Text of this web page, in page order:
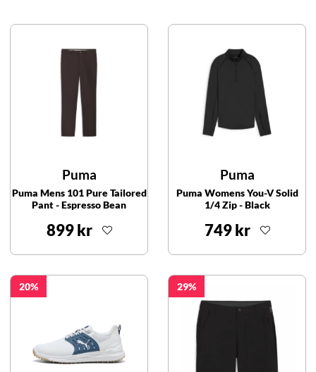
Puma
Puma Mens 101 Pure Tailored
Pant - Espresso Bean
899 kr
Puma
Puma Womens You-V Solid
1/4 Zip - Black
749 kr
20 29